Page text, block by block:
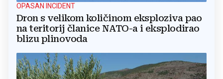
OPASAN INCIDENT
Dron s velikom količinom eksploziva pao
na teritorij članice NATO-a i eksplodirao
blizu plinovoda